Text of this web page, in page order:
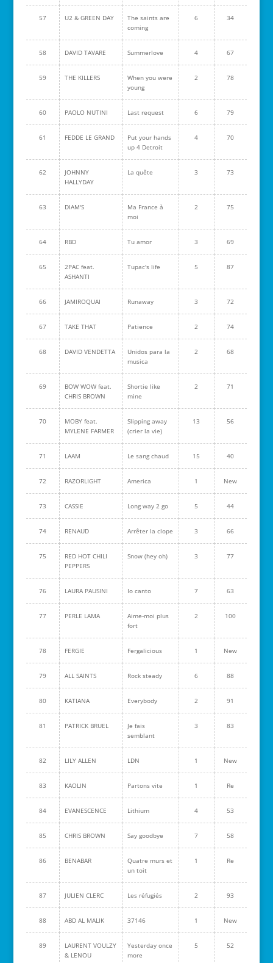
57 U2 & GREEN DAY
The saints are
coming
6 34
58 DAVID TAVARE Summerlove 4 67
59 THE KILLERS
When you were
young
2 78
60 PAOLO NUTINI Last request 6 79
61 FEDDE LE GRAND
Put your hands
up 4 Detroit
4 70
62
JOHNNY
HALLYDAY
La quête 3 73
63 DIAM'S
Ma France à
moi
2 75
64 RBD Tu amor 3 69
65
2PAC feat.
ASHANTI
Tupac's life 5 87
66 JAMIROQUAI Runaway 3 72
67 TAKE THAT Patience 2 74
68 DAVID VENDETTA
Unidos para la
musica
2 68
69
BOW WOW feat.
CHRIS BROWN
Shortie like
mine
2 71
70
MOBY feat.
MYLENE FARMER
Slipping away
(crier la vie)
13 56
71 LAAM Le sang chaud 15 40
72 RAZORLIGHT America 1 New
73 CASSIE Long way 2 go 5 44
74 RENAUD Arrêter la clope 3 66
75
RED HOT CHILI
PEPPERS
Snow (hey oh) 3 77
76 LAURA PAUSINI Io canto 7 63
77 PERLE LAMA
Aime-moi plus
fort
2 100
78 FERGIE Fergalicious 1 New
79 ALL SAINTS Rock steady 6 88
80 KATIANA Everybody 2 91
81 PATRICK BRUEL
Je fais
semblant
3 83
82 LILY ALLEN LDN 1 New
83 KAOLIN Partons vite 1 Re
84 EVANESCENCE Lithium 4 53
85 CHRIS BROWN Say goodbye 7 58
86 BENABAR
Quatre murs et
un toit
1 Re
87 JULIEN CLERC Les réfugiés 2 93
88 ABD AL MALIK 37146 1 New
89
LAURENT VOULZY
& LENOU
Yesterday once
more
5 52